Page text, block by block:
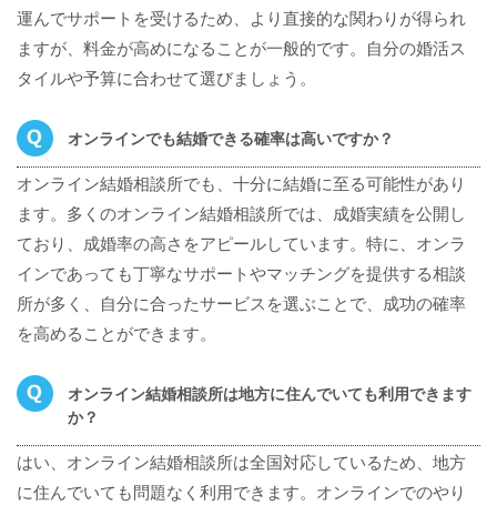
運んでサポートを受けるため、より直接的な関わりが得られ
ますが、料金が高めになることが一般的です。自分の婚活ス
タイルや予算に合わせて選びましょう。
オンラインでも結婚できる確率は高いですか？
オンライン結婚相談所でも、十分に結婚に至る可能性があり
ます。多くのオンライン結婚相談所では、成婚実績を公開し
ており、成婚率の高さをアピールしています。特に、オンラ
インであっても丁寧なサポートやマッチングを提供する相談
所が多く、自分に合ったサービスを選ぶことで、成功の確率
を高めることができます。
オンライン結婚相談所は地方に住んでいても利用できます
か？
はい、オンライン結婚相談所は全国対応しているため、地方
に住んでいても問題なく利用できます。オンラインでのやり